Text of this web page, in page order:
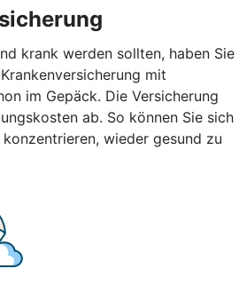
krank werden sollten, haben Sie
mit
im Gepäck. Die Versicherung
ab. So können Sie sich
wieder gesund zu